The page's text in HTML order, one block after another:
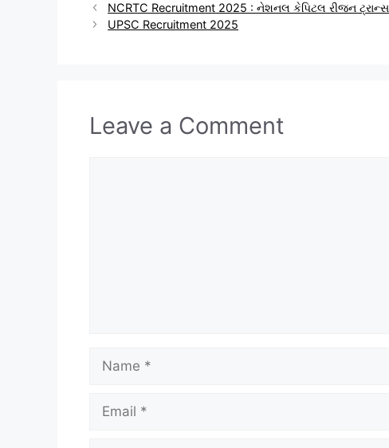
NCRTC Recruitment 2025 : નેશનલ કેપિટલ રીજન
UPSC Recruitment 2025
Leave a Comment
Name
Email